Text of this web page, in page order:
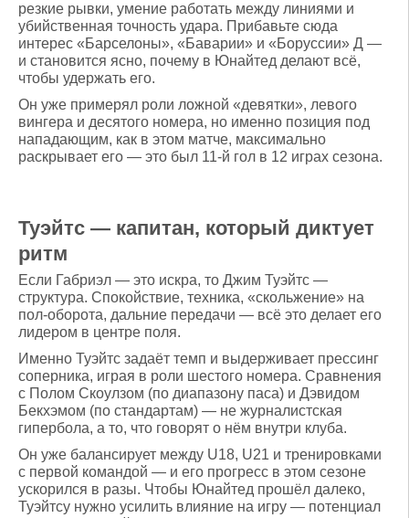
резкие рывки, умение работать между линиями и
убийственная точность удара. Прибавьте сюда
интерес «Барселоны», «Баварии» и «Боруссии» Д —
и становится ясно, почему в Юнайтед делают всё,
чтобы удержать его.
Он уже примерял роли ложной «девятки», левого
вингера и десятого номера, но именно позиция под
нападающим, как в этом матче, максимально
раскрывает его — это был 11-й гол в 12 играх сезона.
Туэйтс — капитан, который диктует
ритм
Если Габриэл — это искра, то Джим Туэйтс —
структура. Спокойствие, техника, «скольжение» на
пол-оборота, дальние передачи — всё это делает его
лидером в центре поля.
Именно Туэйтс задаёт темп и выдерживает прессинг
соперника, играя в роли шестого номера. Сравнения
с Полом Скоулзом (по диапазону паса) и Дэвидом
Бекхэмом (по стандартам) — не журналистская
гипербола, а то, что говорят о нём внутри клуба.
Он уже балансирует между U18, U21 и тренировками
с первой командой — и его прогресс в этом сезоне
ускорился в разы. Чтобы Юнайтед прошёл далеко,
Туэйтсу нужно усилить влияние на игру — потенциал